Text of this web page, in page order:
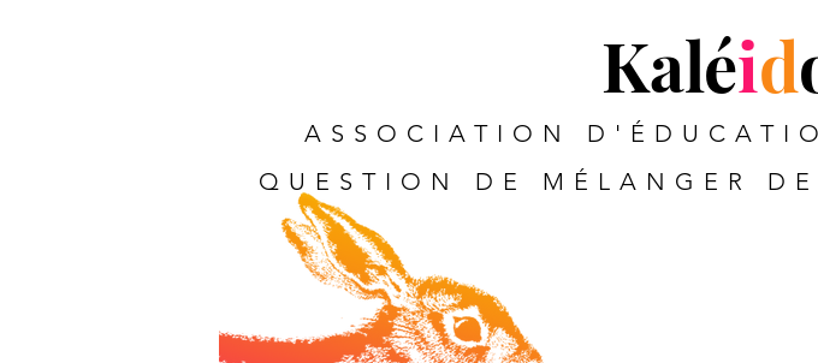
Kaléid
ASSOCIATION
QUESTION DE MÉLANGER